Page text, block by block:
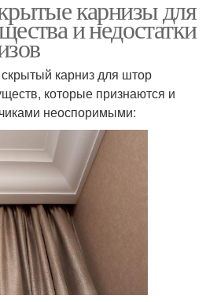
карнизы для
и недостатки
карниз для штор
которые признаются и
неоспоримыми: